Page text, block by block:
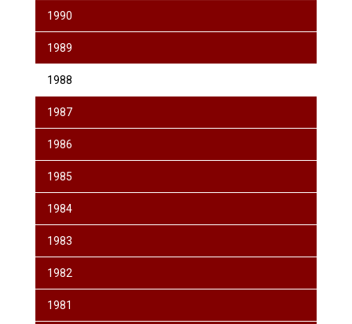
1990
1989
1988
1987
1986
1985
1984
1983
1982
1981